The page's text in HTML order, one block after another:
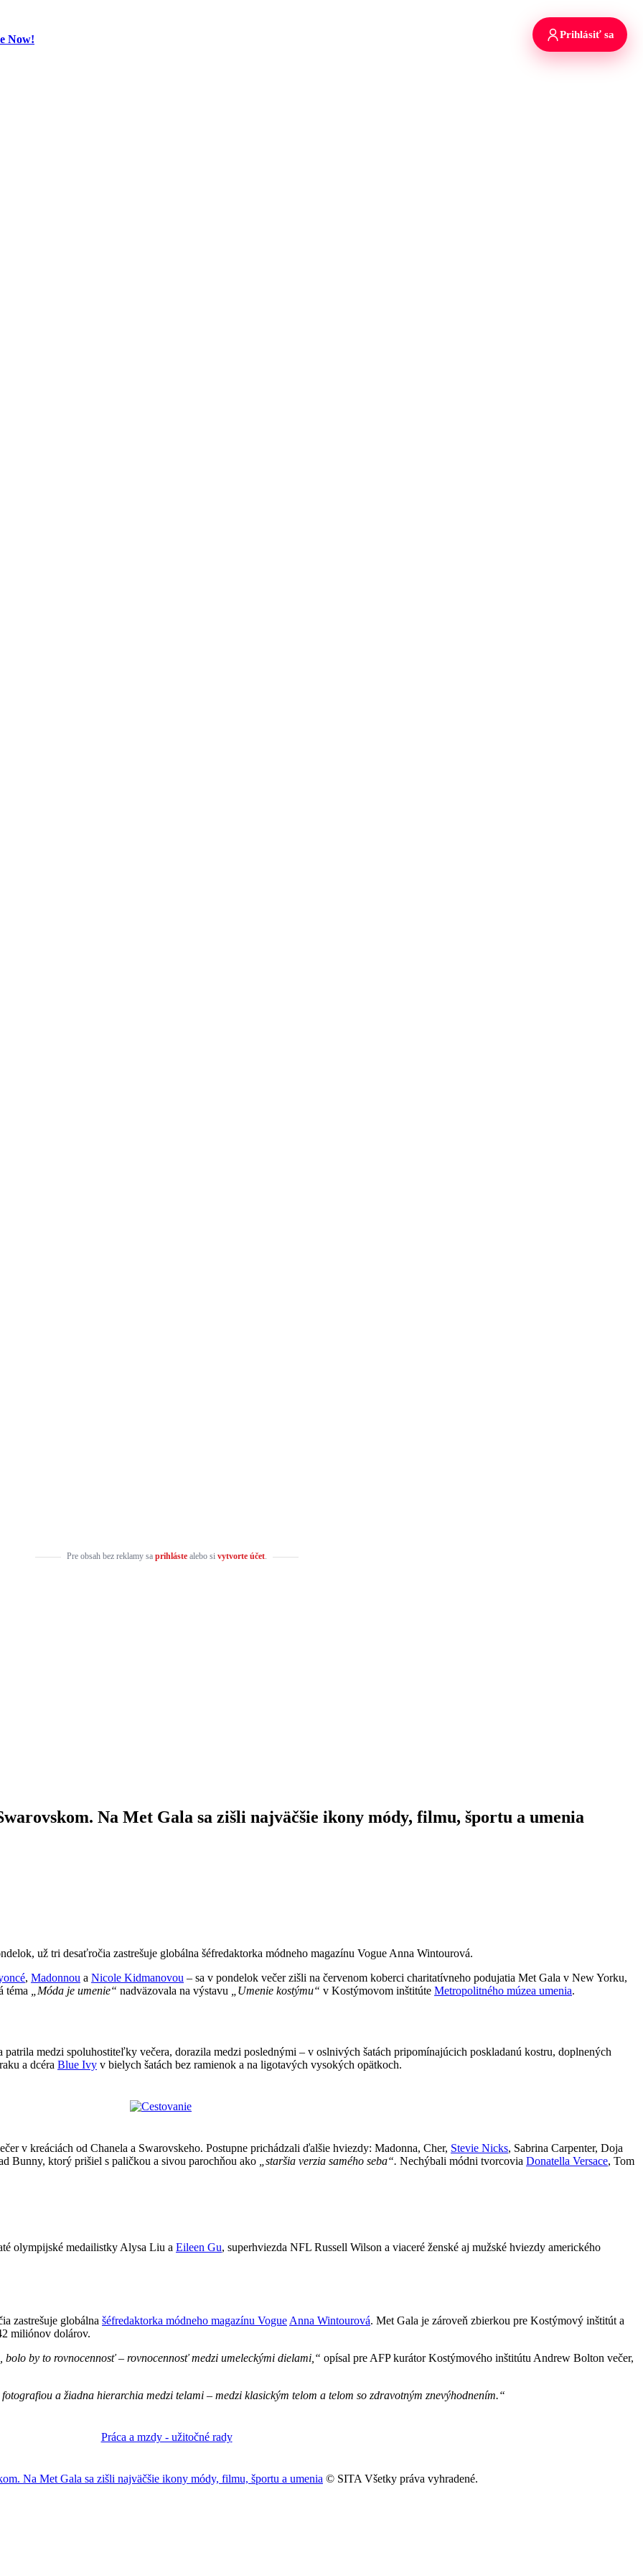
Now!
Pre obsah bez reklamy sa prihlástealebo si vytvorte účet.
Na Met Gala sa zišli najväčšie ikony módy, filmu, športu a umenia
už tri desaťročia zastrešuje globálna šéfredaktorka módneho magazínu Vogue Anna Wintourová.
, Madonnou a Nicole Kidmanovou – sa v pondelok večer zišli na červenom koberci charitatívneho podujatia Met Gala v New Yorku,
téma
„Móda je umenie“ nadväzovala na výstavu „Umenie kostýmu“ v Kostýmovom inštitúte Metropolitného múzea umenia.
medzi spoluhostiteľky večera, dorazila medzi poslednými – v oslnivých šatách pripomínajúcich poskladanú kostru, doplnených
a dcéra Blue Ivy v bielych šatách bez ramienok a na ligotavých vysokých opätkoch.
v kreáciách od Chanela a Swarovskeho. Postupne prichádzali ďalšie hviezdy: Madonna, Cher, Stevie Nicks, Sabrina Carpenter, Doja
Bunny, ktorý prišiel s paličkou a sivou parochňou ako „staršia verzia samého seba“. Nechýbali módni tvorcovia Donatella Versace, Tom
olympijské medailistky Alysa Liu a Eileen Gu, superhviezda NFL Russell Wilson a viaceré ženské aj mužské hviezdy amerického
zastrešuje globálna šéfredaktorka módneho magazínu VogueAnna Wintourová. Met Gala je zároveň zbierkou pre Kostýmový inštitút a
miliónov dolárov.
by to rovnocennosť – rovnocennosť medzi umeleckými dielami,“ opísal pre AFP kurátor Kostýmového inštitútu Andrew Bolton večer,
a žiadna hierarchia medzi telami – medzi klasickým telom a telom so zdravotným znevýhodnením.“
Na Met Gala sa zišli najväčšie ikony módy, filmu, športu a umenia © SITA Všetky práva vyhradené.
Prihlásiť sa